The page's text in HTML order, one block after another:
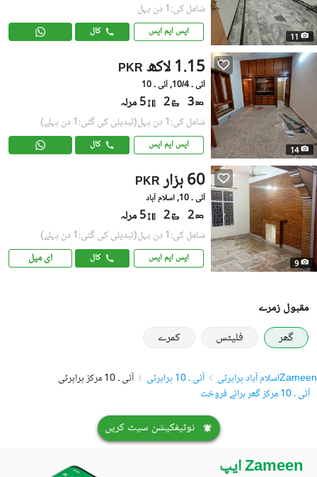
11
شامل کی:1 دن پہل
ایس ایم ایس کال
14
PKR 1.15 لاکھ
آئی ۔ 10/4, آئی ۔ 10
3
2 5 مرلہ
شامل کی:1 دن پہل (تبدیلی کی گئی:1 دن پہلے)
ایس ایم ایس کال
9
PKR 60 ہزار
آئی ۔ 10, اسلام آباد
2
2 5 مرلہ
شامل کی:1 دن پہل (تبدیلی کی گئی:1 دن پہلے)
ایس ایم ایس کال ای میل
مقبول زمرے
گھر
فلیٹس کمرے
Zameenاسلام آباد پراپرٹی آئی ۔ 10 پراپرٹی
آئی ۔ 10 مرکز پراپرٹی
آئی ۔ 10 مرکز گھر برائے فروخت
نوٹیفکیشن سیٹ کریں
Zameen ایپ